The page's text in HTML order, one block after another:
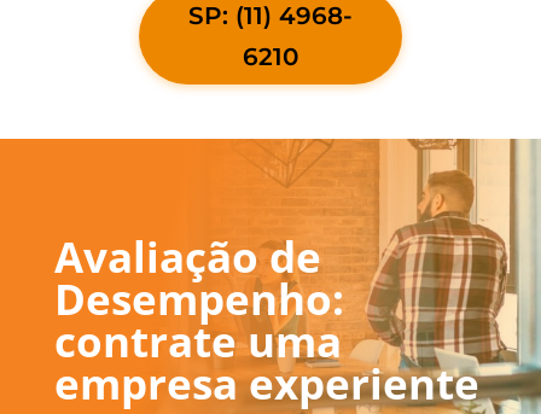
SP: (11) 4968-
6210
Avaliação de
Desempenho:
contrate uma
empresa experiente